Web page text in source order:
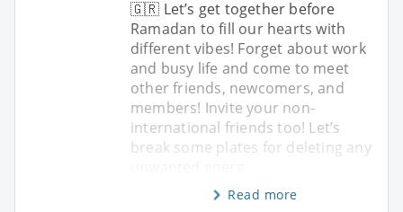
🇬🇷 Let’s get together before
Ramadan to fill our hearts with
different vibes! Forget about work
and busy life and come to meet
other friends, newcomers, and
members! Invite your non-
international friends too! Let’s
break some plates for deleting any
Read more